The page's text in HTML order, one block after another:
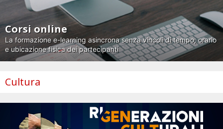
Corsi online
La formazione e-learning asincrona senza vincoli di tempo, orario
e ubicazione fisica dei partecipanti
Cultura